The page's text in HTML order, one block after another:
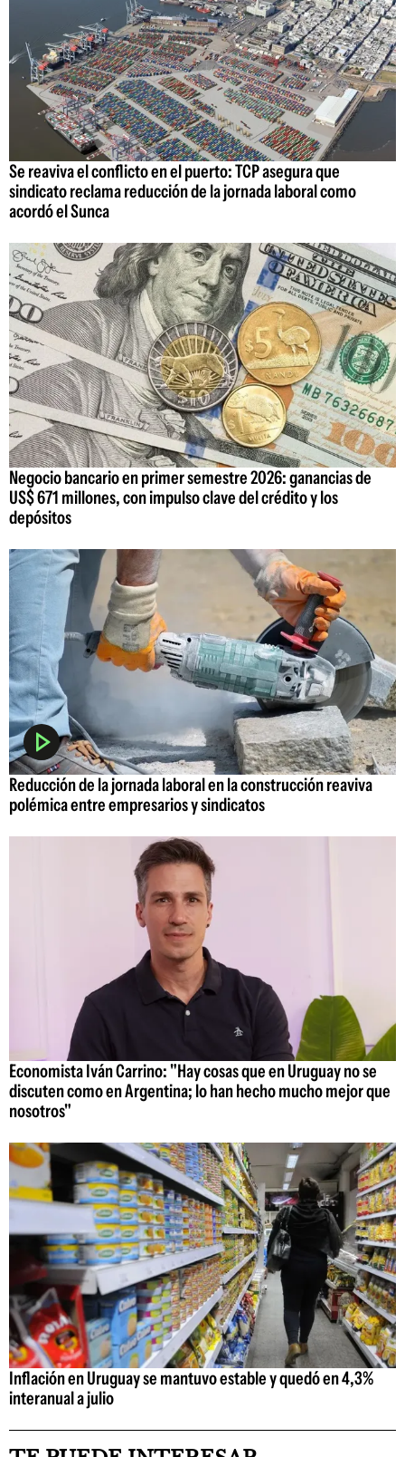
Se reaviva el conflicto en el puerto: TCP asegura que
sindicato reclama reducción de la jornada laboral como
acordó el Sunca
Negocio bancario en primer semestre 2026: ganancias de
US$ 671 millones, con impulso clave del crédito y los
depósitos
Reducción de la jornada laboral en la construcción reaviva
polémica entre empresarios y sindicatos
Economista Iván Carrino: "Hay cosas que en Uruguay no se
discuten como en Argentina; lo han hecho mucho mejor que
nosotros"
Inflación en Uruguay se mantuvo estable y quedó en 4,3%
interanual a julio